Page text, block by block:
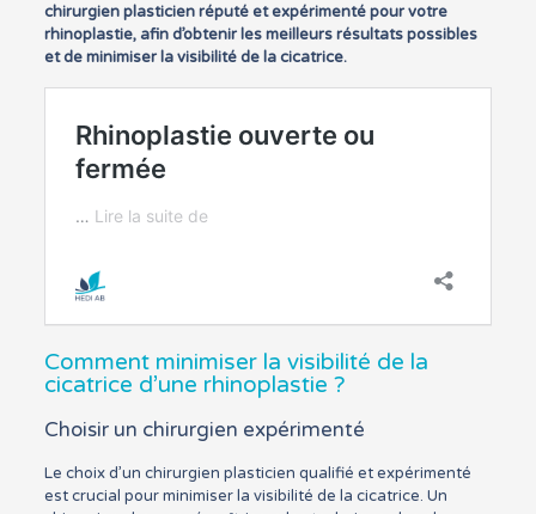
chirurgien plasticien réputé et expérimenté pour votre
rhinoplastie, afin d’obtenir les meilleurs résultats possibles
et de minimiser la visibilité de la cicatrice.
Comment minimiser la visibilité de la
cicatrice d’une rhinoplastie ?
Choisir un chirurgien expérimenté
Le choix d’un chirurgien plasticien qualifié et expérimenté
est crucial pour minimiser la visibilité de la cicatrice. Un